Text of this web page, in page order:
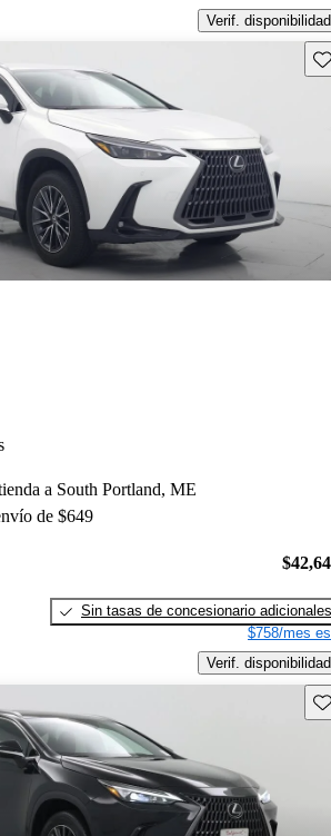
Verif. disponibilidad
a South Portland, ME
de $649
Sin tasas de concesionario adicionales
$758/mes
Verif. disponibilidad